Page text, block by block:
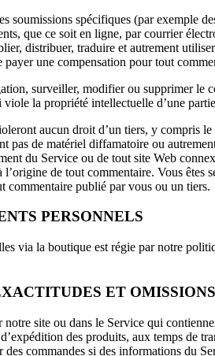
soumissions spécifiques (par exemple
que ce soit en ligne, par courrier
distribuer, traduire et autrement
une compensation pour tout
surveiller, modifier ou supprimer
la propriété intellectuelle d’une
aucun droit d’un tiers, y compris
pas de matériel diffamatoire ou
du Service ou de tout site Web
de tout commentaire. Vous êtes
commentaire publié par vous ou un tiers.
PERSONNELS
via la boutique est régie par notre
ET OMISSIONS
site ou dans le Service qui
des produits, aux temps de
commandes si des informations du